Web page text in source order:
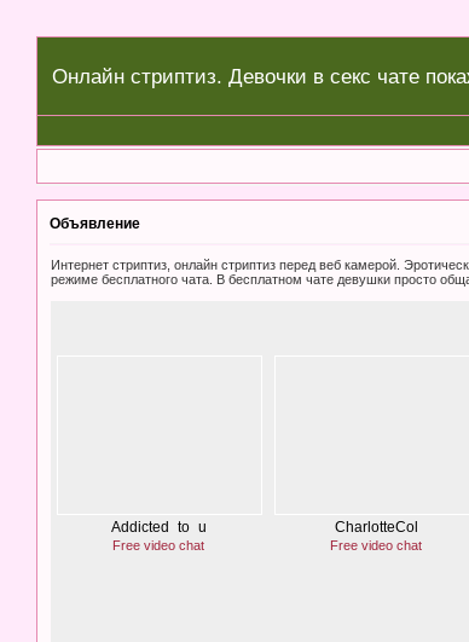
Онлайн стриптиз. Девочки в секс чате
Объявление
Интернет стриптиз, онлайн стриптиз перед веб камерой.
режиме бесплатного чата. В бесплатном чате девушки просто